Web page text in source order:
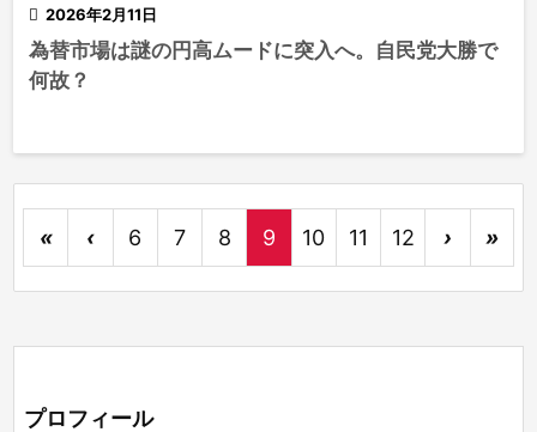
 2026年2月11日
為替市場は謎の円高ムードに突入へ。自民党大勝で
何故？
« ‹ 6 7 8 9 10 11 12 › »
プロフィール